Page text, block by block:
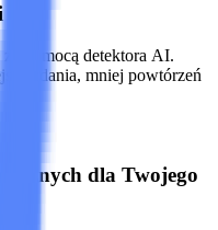
pomocą detektora AI.
zdania, mniej powtórzeń
dla Twojego